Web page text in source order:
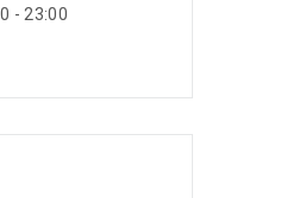
- 23:00